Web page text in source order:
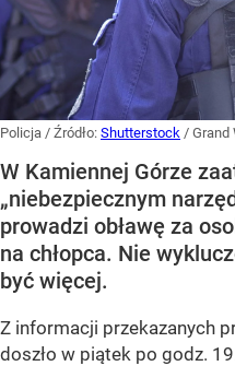
Policja / Źródło: Shutterstock / Grand
W Kamiennej Górze
„niebezpiecznym
prowadzi obławę za
na chłopca. Nie
być więcej.
Z informacji przekazanych
doszło w piątek po godz.